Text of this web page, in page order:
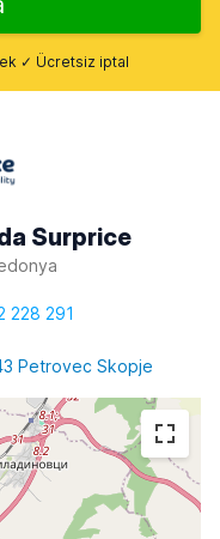
✓ Ücretsiz iptal
Surprice
228 291
Petrovec Skopje